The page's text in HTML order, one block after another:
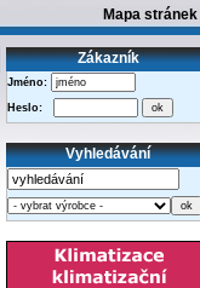
Mapa stránek
Zákazník
Jméno:
Heslo:
Vyhledávání